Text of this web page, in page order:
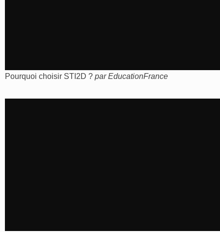
Pourquoi choisir STI2D ? parEducationFrance